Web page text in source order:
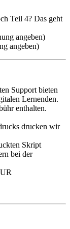
Teil 4? Das geht
angeben)
angeben)
Support bieten
Lernenden.
enthalten.
drucken wir
Skript
bei der